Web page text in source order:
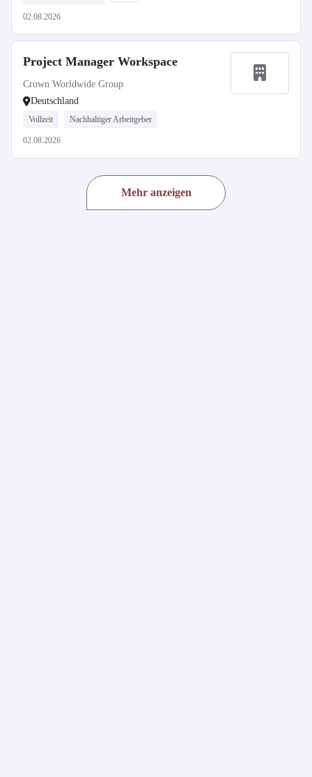
02.08.2026
Project Manager Workspace
Crown Worldwide Group
Deutschland
Vollzeit Nachhaltiger Arbeitgeber
02.08.2026
Mehr anzeigen